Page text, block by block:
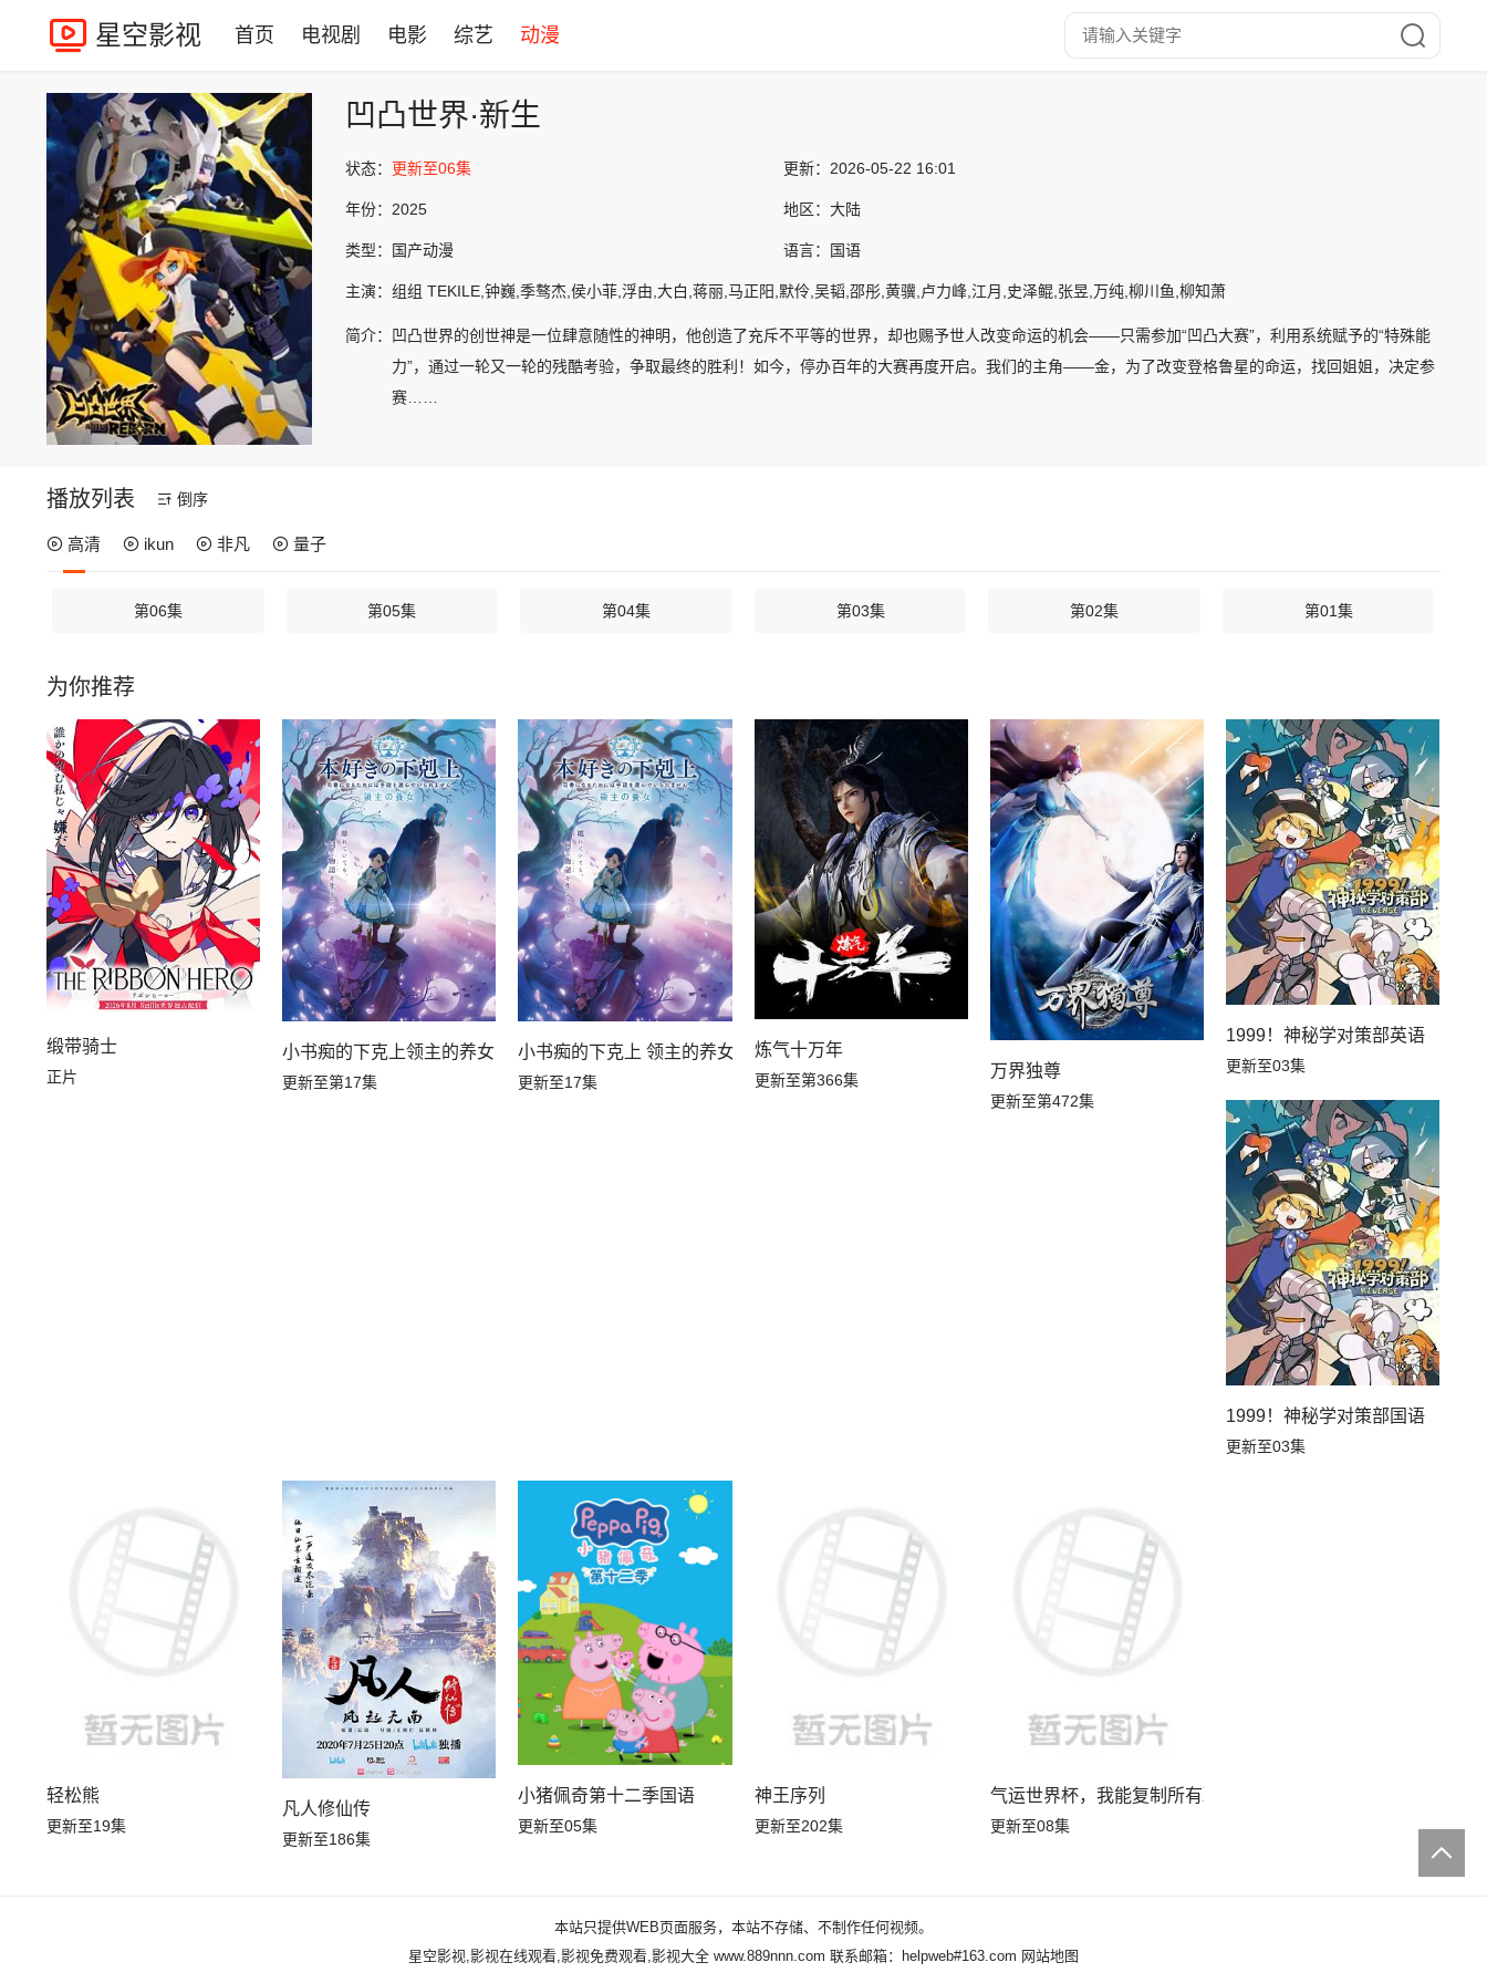
星空影视 首页 电视剧 电影 综艺 动漫
凹凸世界·新生
状态： 更新至06集 更新： 2026-05-22 16:01
年份： 2025 地区： 大陆
类型： 国产动漫 语言： 国语
主演： 组组 TEKILE,钟巍,季骜杰,侯小菲,浮由,大白,蒋丽,马正阳,默伶,吴韬,邵彤,黄骥,卢力峰,江月,史泽鲲,张昱,万纯,柳川鱼,柳知萧
简介：
凹凸世界的创世神是一位肆意随性的神明，他创造了充斥不平等的世界，却也赐予世人改变命运的机会——只需参加“凹凸大赛”，利用系统赋予的“特殊能
力”，通过一轮又一轮的残酷考验，争取最终的胜利！如今，停办百年的大赛再度开启。我们的主角——金，为了改变登格鲁星的命运，找回姐姐，决定参
赛……
播放列表 倒序
高清 ikun 非凡 量子
第06集 第05集 第04集 第03集 第02集 第01集
为你推荐
缎带骑士
正片
小书痴的下克上领主的养女
更新至第17集
小书痴的下克上 领主的养女
更新至17集
炼气十万年
更新至第366集 万界独尊
更新至第472集
1999！神秘学对策部英语
更新至03集
1999！神秘学对策部国语
更新至03集
轻松熊
更新至19集
凡人修仙传
更新至186集
小猪佩奇第十二季国语
更新至05集
神王序列
更新至202集
气运世界杯，我能复制所有球星技能
更新至08集
本站只提供WEB页面服务，本站不存储、不制作任何视频。
星空影视,影视在线观看,影视免费观看,影视大全 www.889nnn.com 联系邮箱：helpweb#163.com 网站地图